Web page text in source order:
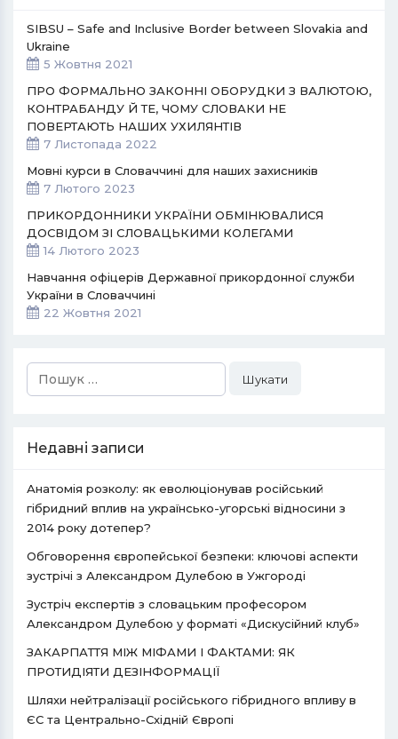
SIBSU – Safe and Inclusive Border between Slovakia and
Ukraine
5 Жовтня 2021
ПРО ФОРМАЛЬНО ЗАКОННІ ОБОРУДКИ З ВАЛЮТОЮ,
КОНТРАБАНДУ Й ТЕ, ЧОМУ СЛОВАКИ НЕ
ПОВЕРТАЮТЬ НАШИХ УХИЛЯНТІВ
7 Листопада 2022
Мовні курси в Словаччині для наших захисників
7 Лютого 2023
ПРИКОРДОННИКИ УКРАЇНИ ОБМІНЮВАЛИСЯ
ДОСВІДОМ ЗІ СЛОВАЦЬКИМИ КОЛЕГАМИ
14 Лютого 2023
Навчання офіцерів Державної прикордонної служби
України в Словаччині
22 Жовтня 2021
Пошук:
Недавні записи
Анатомія розколу: як еволюціонував російський
гібридний вплив на українсько-угорські відносини з
2014 року дотепер?
Обговорення європейської безпеки: ключові аспекти
зустрічі з Александром Дулебою в Ужгороді
Зустріч експертів з словацьким професором
Александром Дулебою у форматі «Дискусійний клуб»
ЗАКАРПАТТЯ МІЖ МІФАМИ І ФАКТАМИ: ЯК
ПРОТИДІЯТИ ДЕЗІНФОРМАЦІЇ
Шляхи нейтралізації російського гібридного впливу в
ЄС та Центрально-Східній Європі